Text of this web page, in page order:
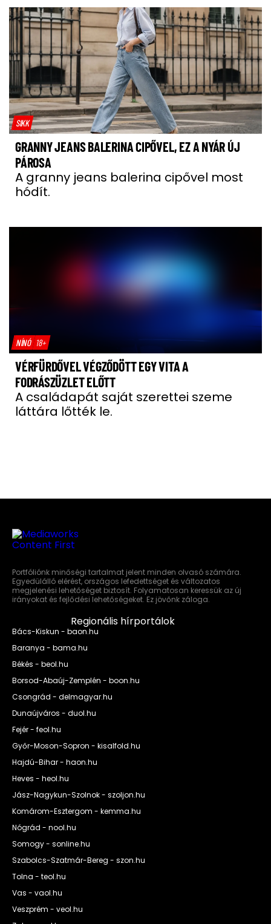
SIKK
GRANNY JEANS BALERINA CIPŐVEL, EZ A NYÁR ÚJ
PÁROSA
A granny jeans balerina cipővel most
hódít.
NÍNÓ 18+
VÉRFÜRDŐVEL VÉGZŐDÖTT EGY VITA A
FODRÁSZÜZLET ELŐTT
A családapát saját szerettei szeme
láttára lőtték le.
Portfóliónk minőségi tartalmat jelent minden olvasó számára.
Egyedülálló elérést, országos lefedettséget és változatos
megjelenési lehetőséget biztosít. Folyamatosan keressük az új
irányokat és fejlődési lehetőségeket. Ez jövőnk záloga.
Regionális hírportálok
Bács-Kiskun - baon.hu
Baranya - bama.hu
Békés - beol.hu
Borsod-Abaúj-Zemplén - boon.hu
Csongrád - delmagyar.hu
Dunaújváros - duol.hu
Fejér - feol.hu
Győr-Moson-Sopron - kisalfold.hu
Hajdú-Bihar - haon.hu
Heves - heol.hu
Jász-Nagykun-Szolnok - szoljon.hu
Komárom-Esztergom - kemma.hu
Nógrád - nool.hu
Somogy - sonline.hu
Szabolcs-Szatmár-Bereg - szon.hu
Tolna - teol.hu
Vas - vaol.hu
Veszprém - veol.hu